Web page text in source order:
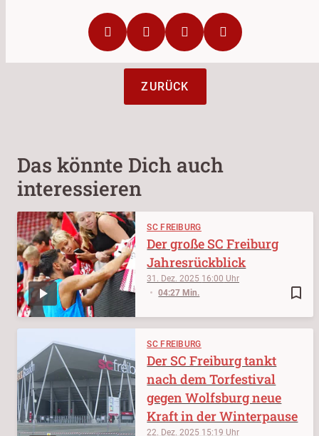
ZURÜCK
Das könnte Dich auch
interessieren
SC FREIBURG
bookmark_border
31. Dez. 2025 16:00
04:27 Min.
Der große SC Freiburg
Jahresrückblick
SC FREIBURG
22. Dez. 2025 15:19
Der SC Freiburg tankt
nach dem Torfestival
gegen Wolfsburg neue
Kraft in der Winterpause